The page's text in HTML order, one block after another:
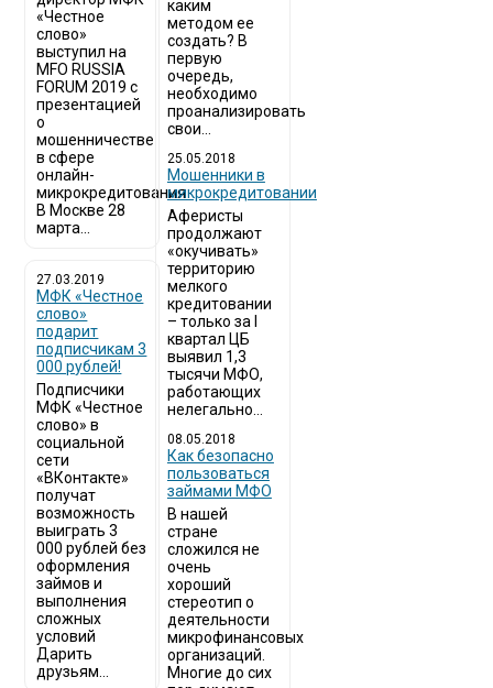
«Честное
слово»
выступил на
MFO RUSSIA
FORUM 2019 с
презентацией
о
мошенничестве
в сфере
онлайн-
микрокредитования
В Москве 28
марта...
27.03.2019
МФК «Честное
слово»
подарит
подписчикам 3
000 рублей!
Подписчики
МФК «Честное
слово» в
социальной
сети
«ВКонтакте»
получат
возможность
выиграть 3
000 рублей без
оформления
займов и
выполнения
сложных
условий
Дарить
друзьям...
каким
методом ее
создать? В
первую
очередь,
необходимо
проанализировать
свои...
25.05.2018
Мошенники в
микрокредитовании
Аферисты
продолжают
«окучивать»
территорию
мелкого
кредитовании
– только за I
квартал ЦБ
выявил 1,3
тысячи МФО,
работающих
нелегально...
08.05.2018
Как безопасно
пользоваться
займами МФО
В нашей
стране
сложился не
очень
хороший
стереотип о
деятельности
микрофинансовых
организаций.
Многие до сих